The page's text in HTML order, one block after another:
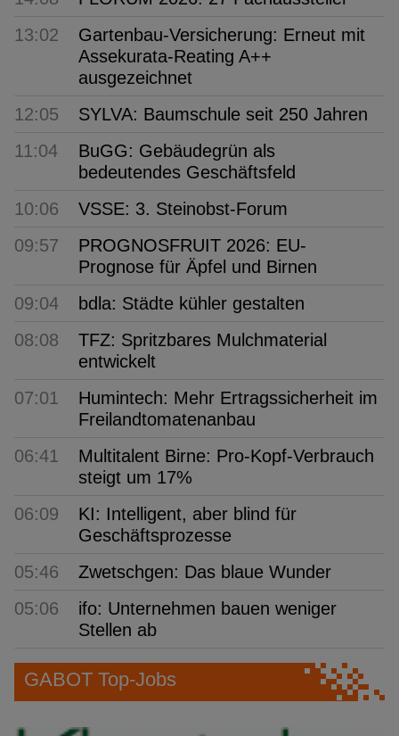
13:02
Gartenbau-Versicherung: Erneut mit
Assekurata-Reating A++
ausgezeichnet
12:05
SYLVA: Baumschule seit 250 Jahren
11:04
BuGG: Gebäudegrün als
bedeutendes Geschäftsfeld
10:06
VSSE: 3. Steinobst-Forum
09:57
PROGNOSFRUIT 2026: EU-
Prognose für Äpfel und Birnen
09:04
bdla: Städte kühler gestalten
08:08
TFZ: Spritzbares Mulchmaterial
entwickelt
07:01
Humintech: Mehr Ertragssicherheit im
Freilandtomatenanbau
06:41
Multitalent Birne: Pro-Kopf-Verbrauch
steigt um 17%
06:09
KI: Intelligent, aber blind für
Geschäftsprozesse
05:46
Zwetschgen: Das blaue Wunder
05:06
ifo: Unternehmen bauen weniger
Stellen ab
GABOT Top-Jobs